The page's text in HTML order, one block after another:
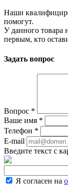
Наши
помогут.
У данного товара
первым, кто
Задать вопрос
Вопрос *
Ваше имя *
Телефон *
E-mail
Введите текст с
Я согласен на